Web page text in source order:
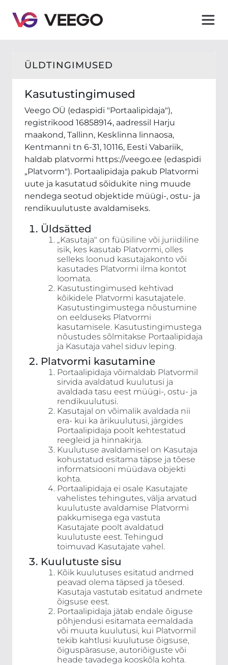
ÜLDTINGIMUSED
Kasutustingimused
Veego OÜ (edaspidi "Portaalipidaja"),
registrikood 16858914, aadressil Harju
maakond, Tallinn, Kesklinna linnaosa,
Kentmanni tn 6-31, 10116, Eesti Vabariik,
haldab platvormi https://veego.ee (edaspidi
„Platvorm"). Portaalipidaja pakub Platvormi
uute ja kasutatud sõidukite ning muude
nendega seotud objektide müügi-, ostu- ja
rendikuulutuste avaldamiseks.
Üldsätted
„Kasutaja" on füüsiline või juriidiline
isik, kes kasutab Platvormi, olles
selleks loonud kasutajakonto või
kasutades Platvormi ilma kontot
loomata.
Kasutustingimused kehtivad
kõikidele Platvormi kasutajatele.
Kasutustingimustega nõustumine
on eelduseks Platvormi
kasutamisele. Kasutustingimustega
nõustudes sõlmitakse Portaalipidaja
ja Kasutaja vahel siduv leping.
Platvormi kasutamine
Portaalipidaja võimaldab Platvormil
sirvida avaldatud kuulutusi ja
avaldada tasu eest müügi-, ostu- ja
rendikuulutusi.
Kasutajal on võimalik avaldada nii
era- kui ka ärikuulutusi, järgides
Portaalipidaja poolt kehtestatud
reegleid ja hinnakirja.
Kuulutuse avaldamisel on Kasutaja
kohustatud esitama täpse ja tõese
informatsiooni müüdava objekti
kohta.
Portaalipidaja ei osale Kasutajate
vahelistes tehingutes, välja arvatud
kuulutuste avaldamise Platvormi
pakkumisega ega vastuta
Kasutajate poolt avaldatud
kuulutuste eest. Tehingud
toimuvad Kasutajate vahel.
Kuulutuste sisu
Kõik kuulutuses esitatud andmed
peavad olema täpsed ja tõesed.
Kasutaja vastutab esitatud andmete
õigsuse eest.
Portaalipidaja jätab endale õiguse
põhjendusi esitamata eemaldada
või muuta kuulutusi, kui Platvormil
tekib kahtlusi kuulutuse õigsuse,
õiguspärasuse, autoriõiguste või
heade tavadega kooskõla kohta.